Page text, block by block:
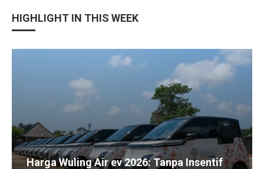
HIGHLIGHT IN THIS WEEK
Harga Wuling Air ev 2026: Tanpa Insentif